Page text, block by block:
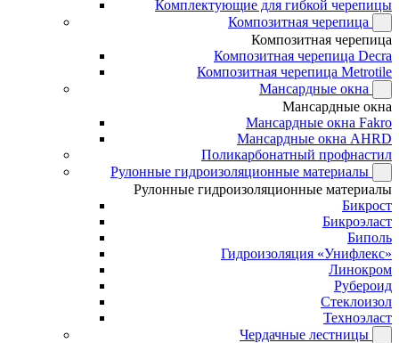
Комплектующие для гибкой черепицы
Композитная черепица
Композитная черепица
Композитная черепица Decra
Композитная черепица Metrotile
Мансардные окна
Мансардные окна
Мансардные окна Fakro
Мансардные окна AHRD
Поликарбонатный профнастил
Рулонные гидроизоляционные материалы
Рулонные гидроизоляционные материалы
Бикрост
Бикроэласт
Биполь
Гидроизоляция «Унифлекс»
Линокром
Рубероид
Стеклоизол
Техноэласт
Чердачные лестницы